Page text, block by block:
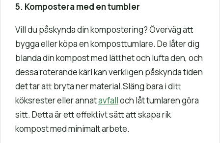
5. Kompostera med en tumbler
Vill du påskynda din kompostering? Överväg att
bygga eller köpa en komposttumlare. De låter dig
blanda din kompost med lätthet och lufta den, och
dessa roterande kärl kan verkligen påskynda tiden
det tar att bryta ner material.Släng bara i ditt
köksrester eller annatavfalloch låt tumlaren göra
sitt. Detta är ett effektivt sätt att skapa rik
kompost med minimalt arbete.